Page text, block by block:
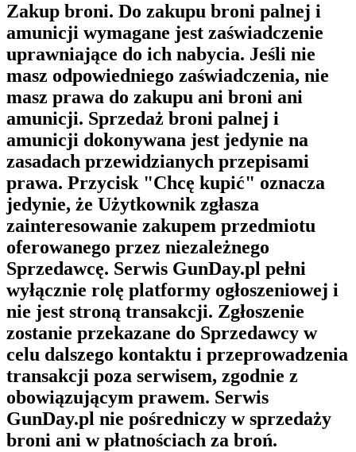
Zakup broni. Do zakupu broni palnej i
amunicji wymagane jest zaświadczenie
uprawniające do ich nabycia. Jeśli nie
masz odpowiedniego zaświadczenia, nie
masz prawa do zakupu ani broni ani
amunicji. Sprzedaż broni palnej i
amunicji dokonywana jest jedynie na
zasadach przewidzianych przepisami
prawa. Przycisk "Chcę kupić" oznacza
jedynie, że Użytkownik zgłasza
zainteresowanie zakupem przedmiotu
oferowanego przez niezależnego
Sprzedawcę. Serwis GunDay.pl pełni
wyłącznie rolę platformy ogłoszeniowej i
nie jest stroną transakcji. Zgłoszenie
zostanie przekazane do Sprzedawcy w
celu dalszego kontaktu i przeprowadzenia
transakcji poza serwisem, zgodnie z
obowiązującym prawem. Serwis
GunDay.pl nie pośredniczy w sprzedaży
broni ani w płatnościach za broń.